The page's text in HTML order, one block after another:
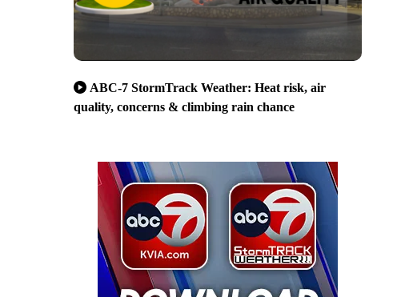
ABC-7 StormTrack Weather: Heat risk, air
quality, concerns & climbing rain chance